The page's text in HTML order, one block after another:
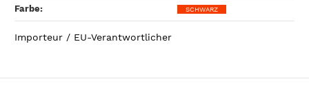
Farbe‍: SCHWARZ
Importeur / EU-Verantwortlicher